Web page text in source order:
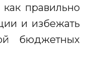
как правильно
и избежать
бюджетных